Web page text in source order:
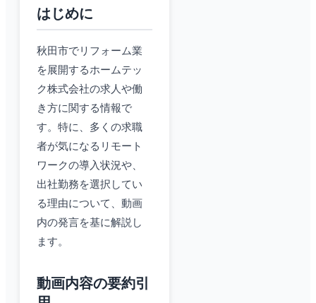
はじめに
秋田市でリフォーム業
を展開するホームテッ
ク株式会社の求人や働
き方に関する情報で
す。特に、多くの求職
者が気になるリモート
ワークの導入状況や、
出社勤務を選択してい
る理由について、動画
内の発言を基に解説し
ます。
動画内容の要約引